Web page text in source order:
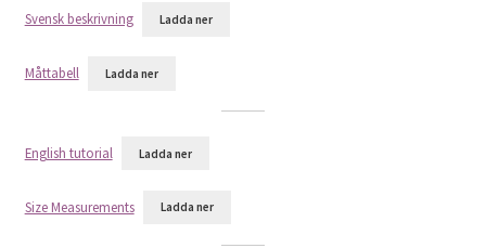
REA
Svensk beskrivning Ladda ner
Måttabell Ladda ner
English tutorial Ladda ner
Size Measurements Ladda ner